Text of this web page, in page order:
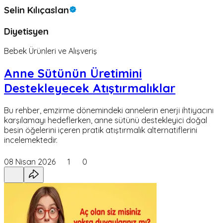
Selin Kılıçaslan
Diyetisyen
Bebek Ürünleri ve Alışveriş
Anne Sütünün Üretimini
Destekleyecek Atıştırmalıklar
Bu rehber, emzirme dönemindeki annelerin enerji ihtiyacını
karşılamayı hedeflerken, anne sütünü destekleyici doğal
besin öğelerini içeren pratik atıştırmalık alternatiflerini
incelemektedir.
08 Nisan 2026 1 0